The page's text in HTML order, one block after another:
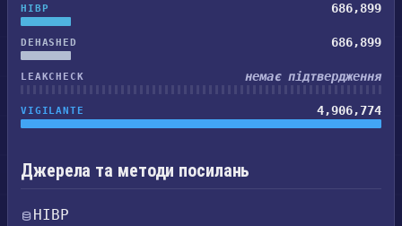
HIBP 686,899
DEHASHED 686,899
LEAKCHECK немає підтвердження
VIGILANTE 4,906,774
Джерела та методи посилань
HIBP